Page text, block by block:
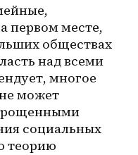
первом месте,
обществах
над всеми
многое
может
социальных
теорию